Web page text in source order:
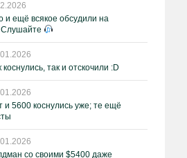
и ещё всякое обсудили на
Слушайте
коснулись, так и отскочили :D
и 5600 коснулись уже; те ещё
со своими $5400 даже